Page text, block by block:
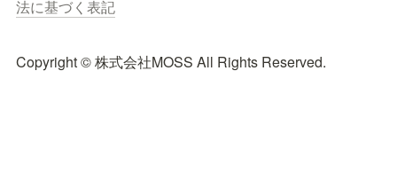
法に基づく表記
Copyright © 株式会社MOSS All Rights Reserved.